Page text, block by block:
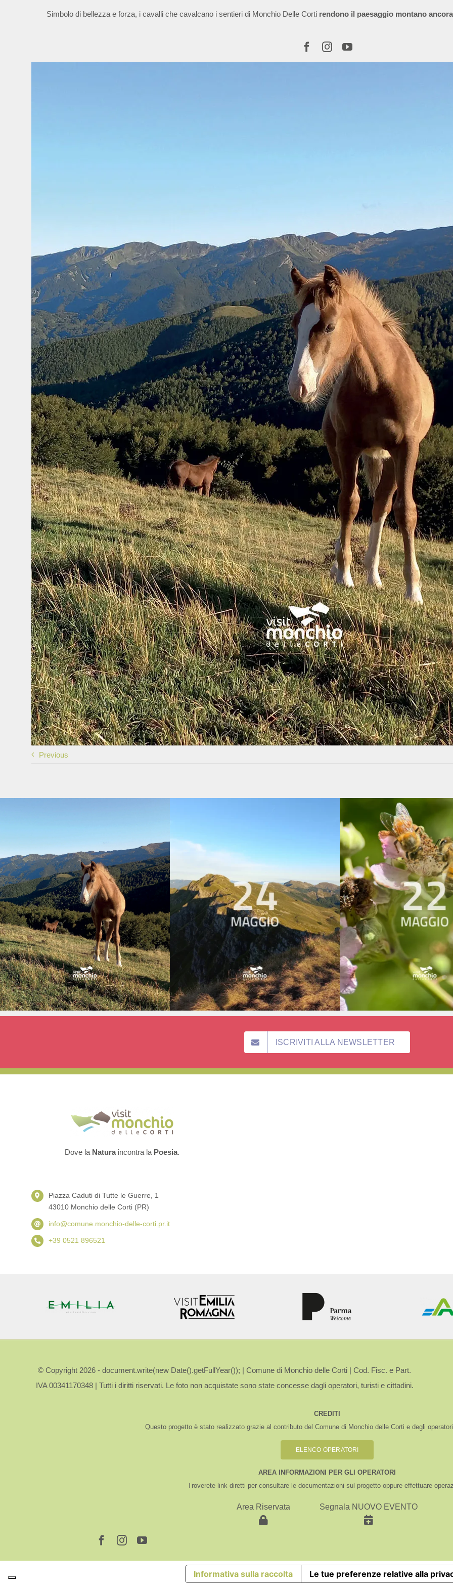
SITO ISTITUZIONALE
Simbolo di bellezza e forza, i cavalli che cavalcano i sentieri di Monchio Delle Corti rendono il paesaggio montano
Previous
ISCRIVITI ALLA NEWSLETTER
Dove la Naturaincontra la Poesia.
Piazza Caduti di Tutte le Guerre, 1
43010 Monchio delle Corti (PR)
info@comune.monchio-delle-corti.pr.it
+39 0521 896521
© Copyright 2026 - document.write(new Date().getFullYear()); | Comune di Monchio delle Corti | Cod. Fisc. e Part.
IVA 00341170348 | Tutti i diritti riservati. Le foto non acquistate sono state concesse dagli operatori, turisti e cittadini.
CREDITI
Questo progetto è stato realizzato grazie al contributo del Comune di Monchio delle Corti e degli
ELENCO OPERATORI
AREA INFORMAZIONI PER GLI OPERATORI
Troverete link diretti per consultare le documentazioni sul progetto oppure effettuare
Area Riservata Segnala NUOVO EVENTO
Informativa sulla raccolta Le tue preferenze relative alla